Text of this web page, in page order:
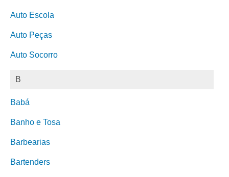
Auto Escola
Auto Peças
Auto Socorro
B
Babá
Banho e Tosa
Barbearias
Bartenders